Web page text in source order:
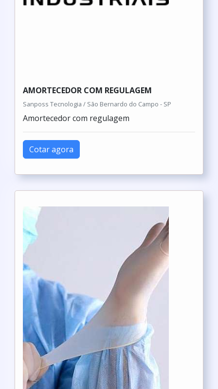
AMORTECEDOR COM REGULAGEM
Sanposs Tecnologia / São Bernardo do Campo - SP
Amortecedor com regulagem
Cotar agora